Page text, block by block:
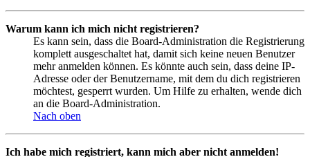
Warum kann ich mich nicht registrieren?
Es kann sein, dass die Board-Administration die Registrierung
komplett ausgeschaltet hat, damit sich keine neuen Benutzer
mehr anmelden können. Es könnte auch sein, dass deine IP-
Adresse oder der Benutzername, mit dem du dich registrieren
möchtest, gesperrt wurden. Um Hilfe zu erhalten, wende dich
an die Board-Administration.
Nach oben
Ich habe mich registriert, kann mich aber nicht anmelden!